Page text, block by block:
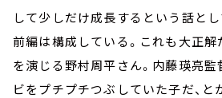
して少しだけ成長するという話と
前編は構成している。これも大正解
を演じる野村周平さん。内藤瑛亮監
ビをプチプチつぶしていた子だ、と